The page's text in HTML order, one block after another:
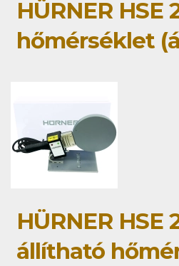
HÜRNER HSE
hőmérséklet
HÜRNER HSE
állítható